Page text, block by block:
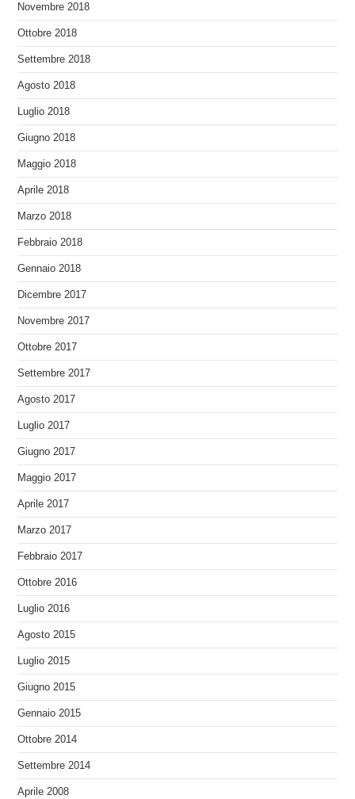
Novembre 2018
Ottobre 2018
Settembre 2018
Agosto 2018
Luglio 2018
Giugno 2018
Maggio 2018
Aprile 2018
Marzo 2018
Febbraio 2018
Gennaio 2018
Dicembre 2017
Novembre 2017
Ottobre 2017
Settembre 2017
Agosto 2017
Luglio 2017
Giugno 2017
Maggio 2017
Aprile 2017
Marzo 2017
Febbraio 2017
Ottobre 2016
Luglio 2016
Agosto 2015
Luglio 2015
Giugno 2015
Gennaio 2015
Ottobre 2014
Settembre 2014
Aprile 2008